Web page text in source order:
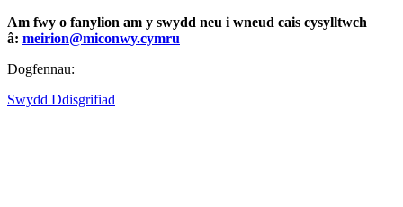
Am fwy o fanylion am y swydd neu i wneud cais cysylltwch
â: meirion@miconwy.cymru
Dogfennau:
Swydd Ddisgrifiad